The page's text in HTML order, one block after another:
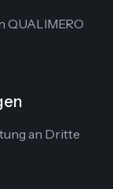
QUALIMERO
an Dritte